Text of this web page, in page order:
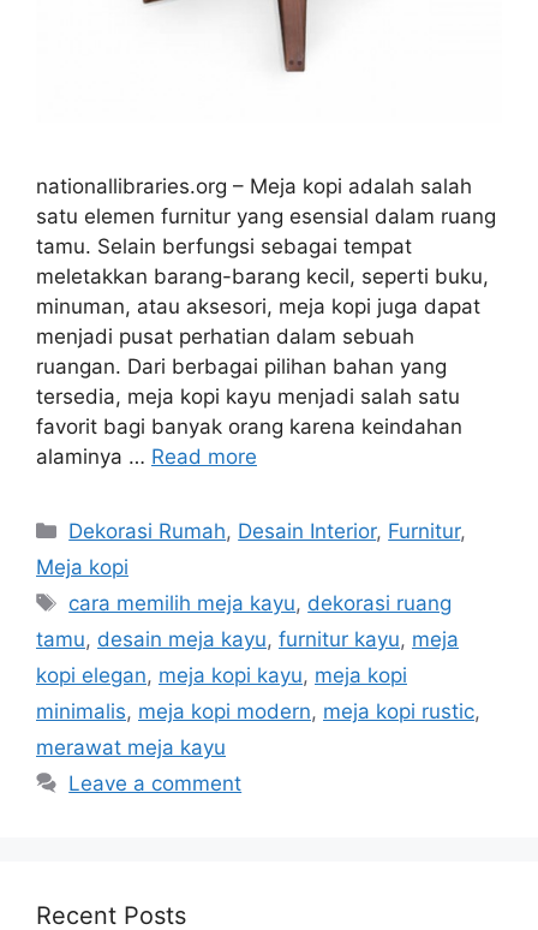
nationallibraries.org – Meja kopi adalah salah
satu elemen furnitur yang esensial dalam ruang
tamu. Selain berfungsi sebagai tempat
meletakkan barang-barang kecil, seperti buku,
minuman, atau aksesori, meja kopi juga dapat
menjadi pusat perhatian dalam sebuah
ruangan. Dari berbagai pilihan bahan yang
tersedia, meja kopi kayu menjadi salah satu
favorit bagi banyak orang karena keindahan
alaminya … Read more
Categories
Dekorasi Rumah, Desain Interior, Furnitur,
Meja kopi
Tags
cara memilih meja kayu, dekorasi ruang
tamu, desain meja kayu, furnitur kayu, meja
kopi elegan, meja kopi kayu, meja kopi
minimalis, meja kopi modern, meja kopi rustic,
merawat meja kayu
Leave a comment
Recent Posts